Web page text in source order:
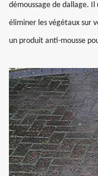
démoussage de dallage.
éliminer les végétaux sur
un produit anti-mousse